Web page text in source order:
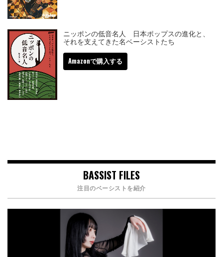
ニッポンの低音名人 日本ポップスの進化と、
それを支えてきた名ベーシストたち
Amazonで購入する
BASSIST FILES
注目のベーシストを紹介